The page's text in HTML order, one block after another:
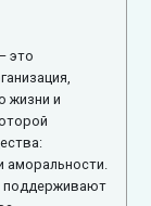
это
жизни и
аморальности.
поддерживают